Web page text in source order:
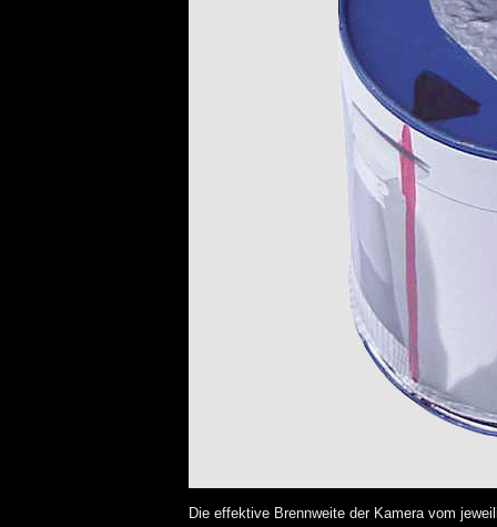
Die effektive Brennweite der Kamera vom